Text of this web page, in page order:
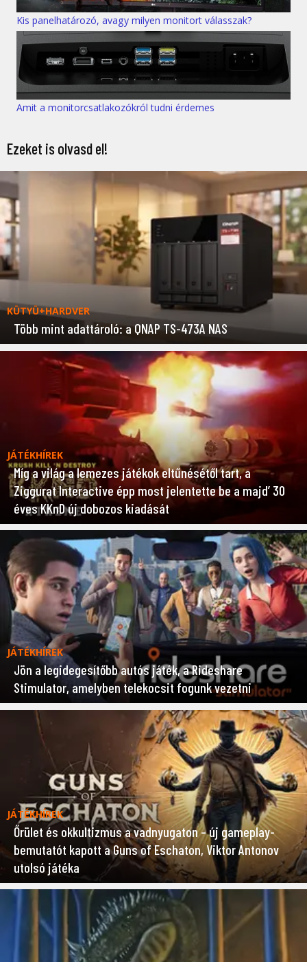
Kis panelhatározó, avagy milyen monitort válasszak?
Amit a monitorcsatlakozókról tudni érdemes
Ezeket is olvasd el!
KÜTYÜ+HARDVER
Több mint adattároló: a QNAP TS-473A NAS
JÁTÉKHÍREK
Míg a világ a lemezes játékok eltűnésétől tart, a
Ziggurat Interactive épp most jelentette be a majd’ 30
éves KKnD új dobozos kiadását
JÁTÉKHÍREK
Jön a legidegesítőbb autós játék, a Rideshare
Stimulator, amelyben telekocsit fogunk vezetni
JÁTÉKHÍREK
Őrület és okkultizmus a vadnyugaton – új gameplay-
bemutatót kapott a Guns of Eschaton, Viktor Antonov
utolsó játéka